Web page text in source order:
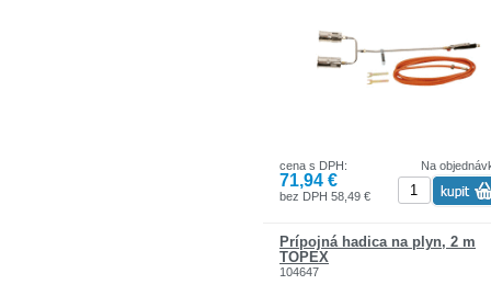
Špecifikácie:
Maximálna teplota plameňa 1850
Dve trysky 60 mm
had
horák
doplnky pre domácnosť a garáže.
sú pevnej kvality.
Značka TOPEX je jednou z
Na
cena s DPH:
71,94 €
bez DPH 58,49 €
Prípojná hadica na plyn, 2 m
TOPEX
104647